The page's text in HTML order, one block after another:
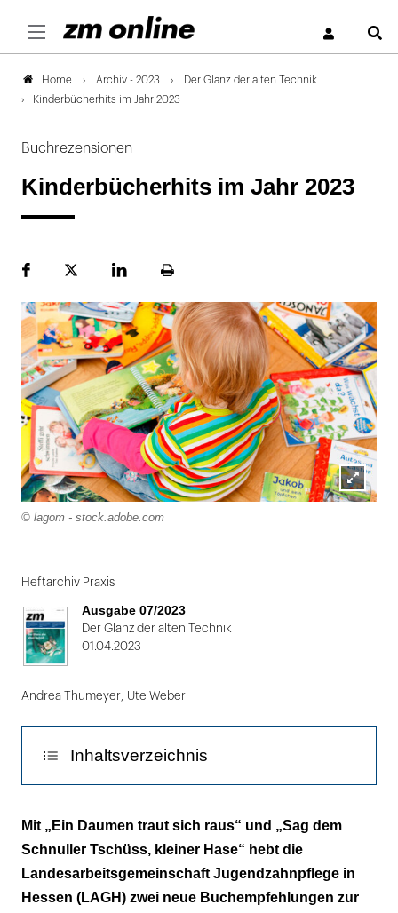
Home Archiv - 2023
Der Glanz der alten Technik
Kinderbücherhits im Jahr 2023
Buchrezensionen
Kinderbücherhits im Jahr 2023
FacebookPlattformLinekdInSeite
Lightbox
© lagom - stock.adobe.com
Heftarchiv Praxis
Ausgabe 07/2023
Der Glanz der alten Technik
01.04.2023
Andrea Thumeyer Ute Weber
Inhaltsverzeichnis
Dedo der Daumen als Superheld
Der kleine Hase beim Schnuller-Abschied
Mit „Ein Daumen traut sich raus“ und „Sag dem
Schnuller Tschüss, kleiner Hase“ hebt die
Landesarbeitsgemeinschaft Jugendzahnpflege in
Hessen (LAGH) zwei neue Buchempfehlungen zur